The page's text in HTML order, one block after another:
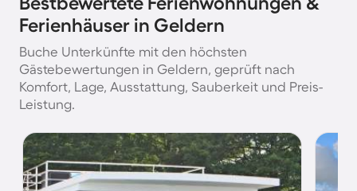
Ferienhäuser in Geldern
Buche Unterkünfte mit den höchsten
Gästebewertungen in Geldern, geprüft nach
Komfort, Lage, Ausstattung, Sauberkeit und Preis-
Leistung.